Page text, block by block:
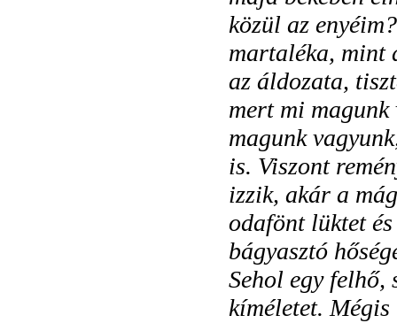
közül az
martaléka, mint
az áldozata,
mert mi
magunk
is. Viszont
izzik, akár a
odafönt lüktet
bágyasztó
Sehol egy felhő,
kíméletet.